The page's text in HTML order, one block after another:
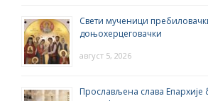
Свети мученици
доњохерцеговачки
август 5, 2026
Прослављена слава